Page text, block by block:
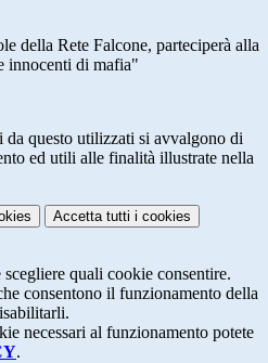
della Rete Falcone, parteciperà alla
innocenti di mafia"
questo utilizzati si avvalgono di
ed utili alle finalità illustrate nella
Accetta tutti i cookies
quali cookie consentire.
consentono il funzionamento della
necessari al funzionamento potete
.